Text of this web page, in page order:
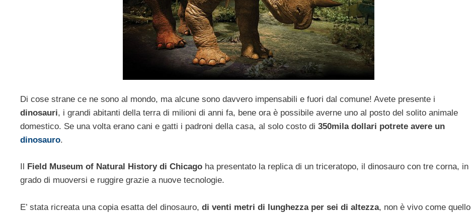
Di cose strane ce ne sono al mondo, ma alcune sono davvero impensabili e fuori dal comune! Avete presente i
dinosauri, i grandi abitanti della terra di milioni di anni fa, bene ora è possibile averne uno al posto del solito animale
domestico. Se una volta erano cani e gatti i padroni della casa, al solo costo di 350mila dollari potrete avere un
dinosauro.
Il Field Museum of Natural History di Chicago ha presentato la replica di un triceratopo, il dinosauro con tre corna, in
grado di muoversi e ruggire grazie a nuove tecnologie.
E’ stata ricreata una copia esatta del dinosauro, di venti metri di lunghezza per sei di altezza, non è vivo come quello